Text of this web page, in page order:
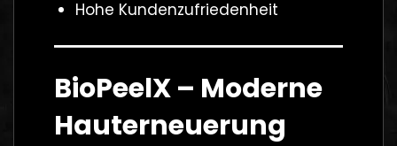
Hohe Kundenzufriedenheit
BioPeelX – Moderne
Hauterneuerung